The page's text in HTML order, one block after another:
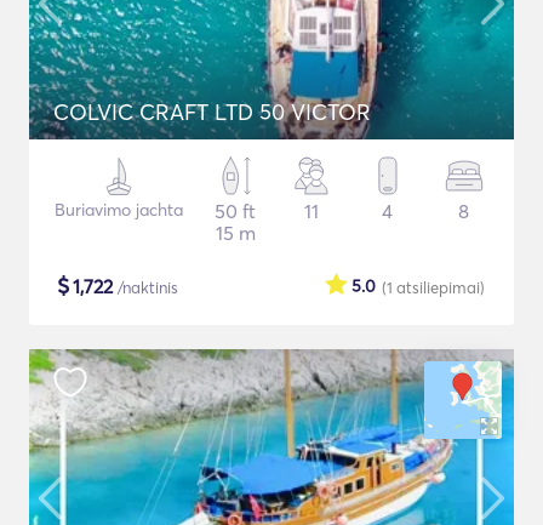
COLVIC CRAFT LTD 50 VICTOR
Buriavimo jachta
50 ft
15 m
11 4 8
$1,722/naktinis (1 atsiliepimai)
5.0